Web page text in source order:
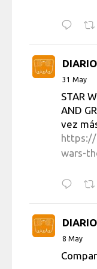
31 May
STAR
AND
vez
https://
wars-
8 May